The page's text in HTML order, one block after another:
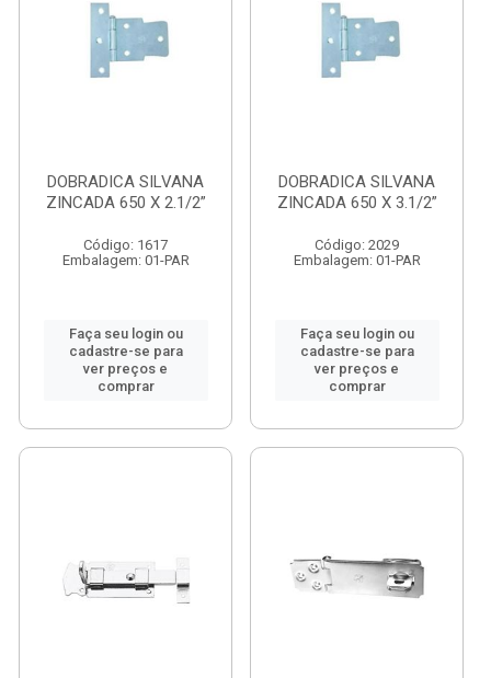
DOBRADICA SILVANA
ZINCADA 650 X 2.1/2”
Código: 1617
Embalagem: 01-PAR
Faça seu login ou
cadastre-se para
ver preços e
comprar
DOBRADICA SILVANA
ZINCADA 650 X 3.1/2”
Código: 2029
Embalagem: 01-PAR
Faça seu login ou
cadastre-se para
ver preços e
comprar